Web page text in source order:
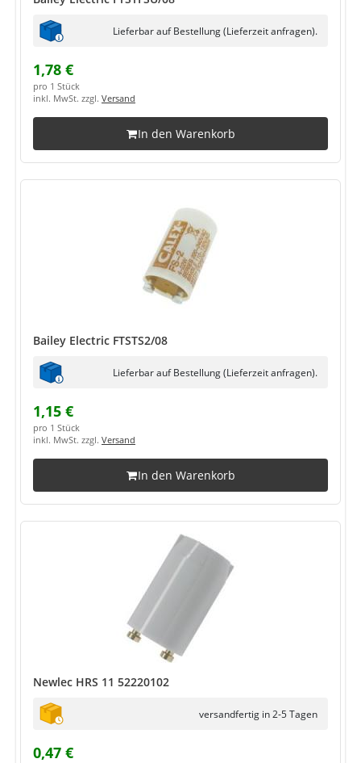
Lieferbar auf Bestellung (Lieferzeit anfragen).
1,78 €
pro 1 Stück
inkl. MwSt. zzgl. Versand
In den Warenkorb
Bailey Electric FTSTS2/08
Lieferbar auf Bestellung (Lieferzeit anfragen).
1,15 €
pro 1 Stück
inkl. MwSt. zzgl. Versand
In den Warenkorb
Newlec HRS 11 52220102
versandfertig in 2-5 Tagen
0,47 €